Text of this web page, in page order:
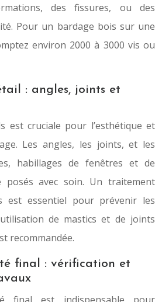
des fissures, ou des
Pour un bardage bois sur une
environ 2000 à 3000 vis ou
: angles, joints et
est cruciale pour l’esthétique et
Les angles, les joints, et les
habillages de fenêtres et de
posés avec soin. Un traitement
est essentiel pour prévenir les
de mastics et de joints
recommandée.
final : vérification et